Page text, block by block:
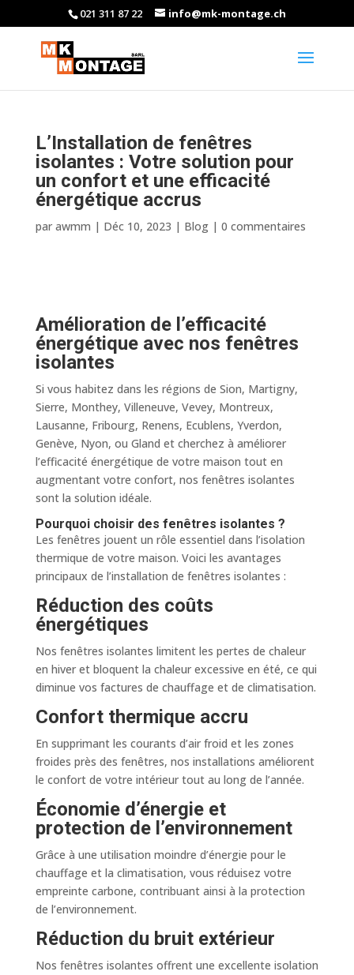
021 311 87 22 info@mk-montage.ch
L’Installation de fenêtres
isolantes : Votre solution pour
un confort et une efficacité
énergétique accrus
par awmm | Déc 10, 2023 | Blog| 0 commentaires
Amélioration de l’efficacité
énergétique avec nos fenêtres
isolantes
Si vous habitez dans les régions de Sion, Martigny,
Sierre, Monthey, Villeneuve, Vevey, Montreux,
Lausanne, Fribourg, Renens, Ecublens, Yverdon,
Genève, Nyon, ou Gland et cherchez à améliorer
l’efficacité énergétique de votre maison tout en
augmentant votre confort, nos fenêtres isolantes
sont la solution idéale.
Pourquoi choisir des fenêtres isolantes ?
Les fenêtres jouent un rôle essentiel dans l’isolation
thermique de votre maison. Voici les avantages
principaux de l’installation de fenêtres isolantes :
Réduction des coûts
énergétiques
Nos fenêtres isolantes limitent les pertes de chaleur
en hiver et bloquent la chaleur excessive en été, ce qui
diminue vos factures de chauffage et de climatisation.
Confort thermique accru
En supprimant les courants d’air froid et les zones
froides près des fenêtres, nos installations améliorent
le confort de votre intérieur tout au long de l’année.
Économie d’énergie et
protection de l’environnement
Grâce à une utilisation moindre d’énergie pour le
chauffage et la climatisation, vous réduisez votre
empreinte carbone, contribuant ainsi à la protection
de l’environnement.
Réduction du bruit extérieur
Nos fenêtres isolantes offrent une excellente isolation